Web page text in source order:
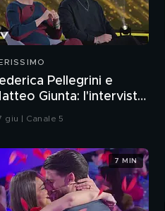
Pellegrini e
Giunta: l'intervista
giu | Canale 5
7 MIN